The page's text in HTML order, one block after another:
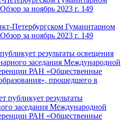
Петербургском Гуманитарном
за ноябрь 2023 г. 149
публикует результаты
заседания Международной
РАН «Общественные